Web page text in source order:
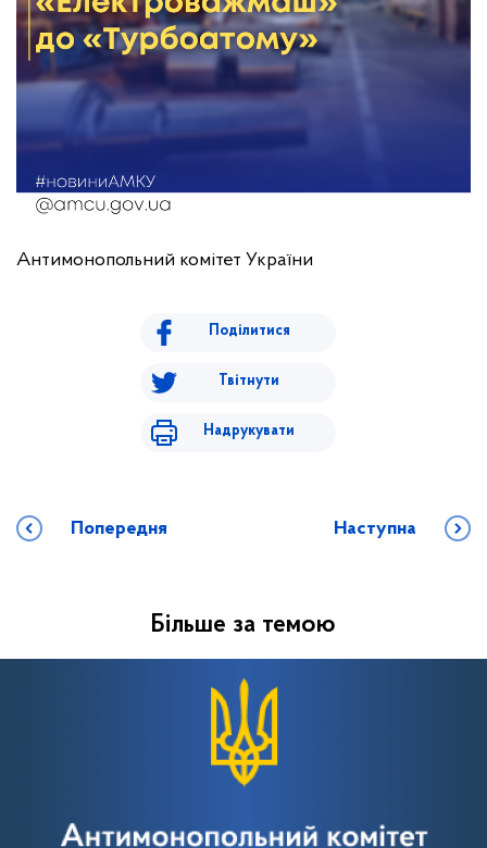
Антимонопольний комітет України
Поділитися
Твітнути
Надрукувати
Попередня Наступна
Більше за темою